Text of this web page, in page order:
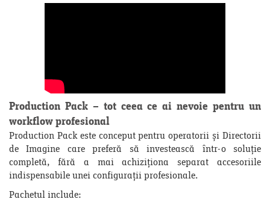
Production Pack – tot ceea ce ai nevoie pentru un
workflow profesional
Production Pack este conceput pentru operatorii și Directorii
de Imagine care preferă să investească într-o soluție
completă, fără a mai achiziționa separat accesoriile
indispensabile unei configurații profesionale.
Pachetul include: